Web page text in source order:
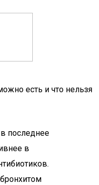
есть и что нельзя
последнее
в